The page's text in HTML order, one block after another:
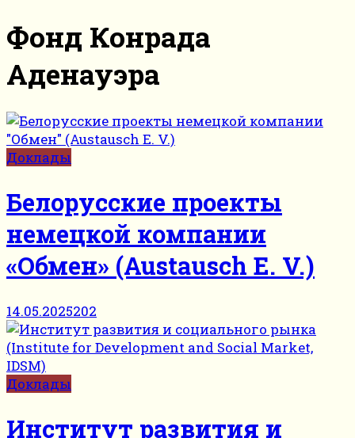
Фонд Конрада
Аденауэра
Доклады
Белорусские проекты
немецкой компании
«Обмен» (Austausch E. V.)
14.05.2025202
Доклады
Институт развития и